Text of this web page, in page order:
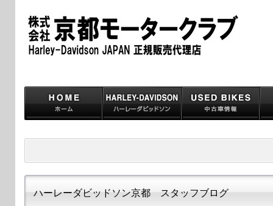
ハーレーダビッドソン京都 スタッフブログ